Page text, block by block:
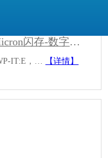
MT29F2G08ABAEAWP-IT:E-Micron闪存-数字芯片
IT:E，… 【详情】